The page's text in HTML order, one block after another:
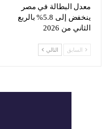
معدل البطالة في مصر
ينخفض إلى 5.8% بالربع
الثاني من 2026
السابق التالي